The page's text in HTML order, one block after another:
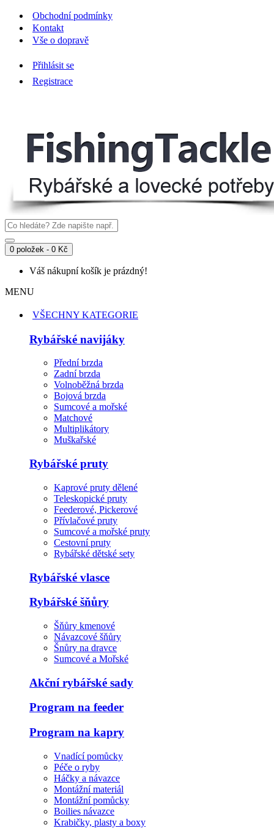
Obchodní podmínky
Kontakt
Vše o dopravě
Přihlásit se
Registrace
0 položek - 0 Kč
Váš nákupní košík je prázdný!
MENU
VŠECHNY KATEGORIE
Rybářské navijáky
Přední brzda
Zadní brzda
Volnoběžná brzda
Bojová brzda
Sumcové a mořské
Matchové
Multiplikátory
Muškařské
Rybářské pruty
Kaprové pruty dělené
Teleskopické pruty
Feederové, Pickerové
Přívlačové pruty
Sumcové a mořské pruty
Cestovní pruty
Rybářské dětské sety
Rybářské vlasce
Rybářské šňůry
Šňůry kmenové
Návazcové šňůry
Šnůry na dravce
Sumcové a Mořské
Akční rybářské sady
Program na feeder
Program na kapry
Vnadící pomůcky
Péče o ryby
Háčky a návazce
Montážní materiál
Montážní pomůcky
Boilies návazce
Krabičky, plasty a boxy